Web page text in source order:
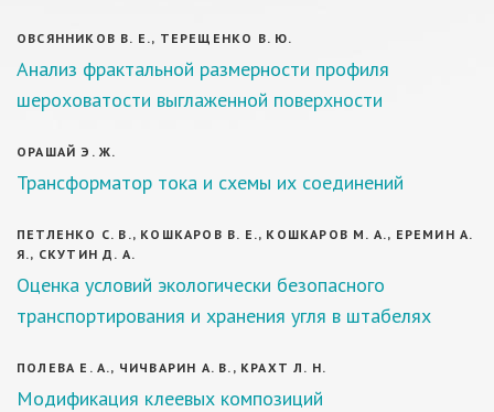
ОВСЯННИКОВ В. Е., ТЕРЕЩЕНКО В. Ю.
Анализ фрактальной размерности профиля
шероховатости выглаженной поверхности
ОРАШАЙ Э. Ж.
Трансформатор тока и схемы их соединений
ПЕТЛЕНКО С. В., КОШКАРОВ В. Е., КОШКАРОВ М. А., ЕРЕМИН А.
Я., СКУТИН Д. А.
Оценка условий экологически безопасного
транспортирования и хранения угля в штабелях
ПОЛЕВА Е. А., ЧИЧВАРИН А. В., КРАХТ Л. Н.
Модификация клеевых композиций